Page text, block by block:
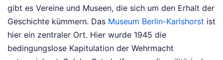
gibt es Vereine und Museen, die sich um den Erhalt der
Geschichte kümmern. Das Museum Berlin-Karlshorst ist
hier ein zentraler Ort. Hier wurde 1945 die
bedingungslose Kapitulation der Wehrmacht